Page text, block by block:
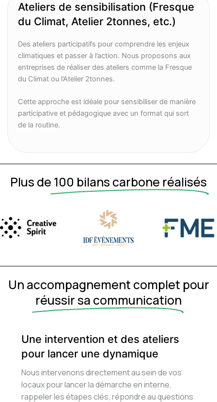
Ateliers de sensibilisation (Fresque
du Climat, Atelier 2tonnes, etc.)
Des ateliers participatifs pour comprendre les enjeux
climatiques et passer à l’action. Nous proposons aux
entreprises de réaliser des ateliers comme la Fresque
du Climat ou l’Atelier 2tonnes.
Cette approche est idéale pour sensibiliser de manière
participative et pédagogique avec un format qui sort
de la routine.
Plus de 100 bilans carbone réalisés
Un accompagnement complet pour
réussir sa communication
Une intervention et des ateliers
pour lancer une dynamique
Nous intervenons directement au sein de vos
locaux pour lancer la démarche en interne,
rappeler les étapes clés, répondre au questions